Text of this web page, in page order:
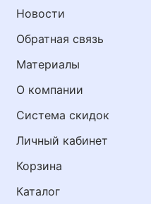
Новости
Обратная связь
Материалы
О компании
Система скидок
Личный кабинет
Корзина
Каталог